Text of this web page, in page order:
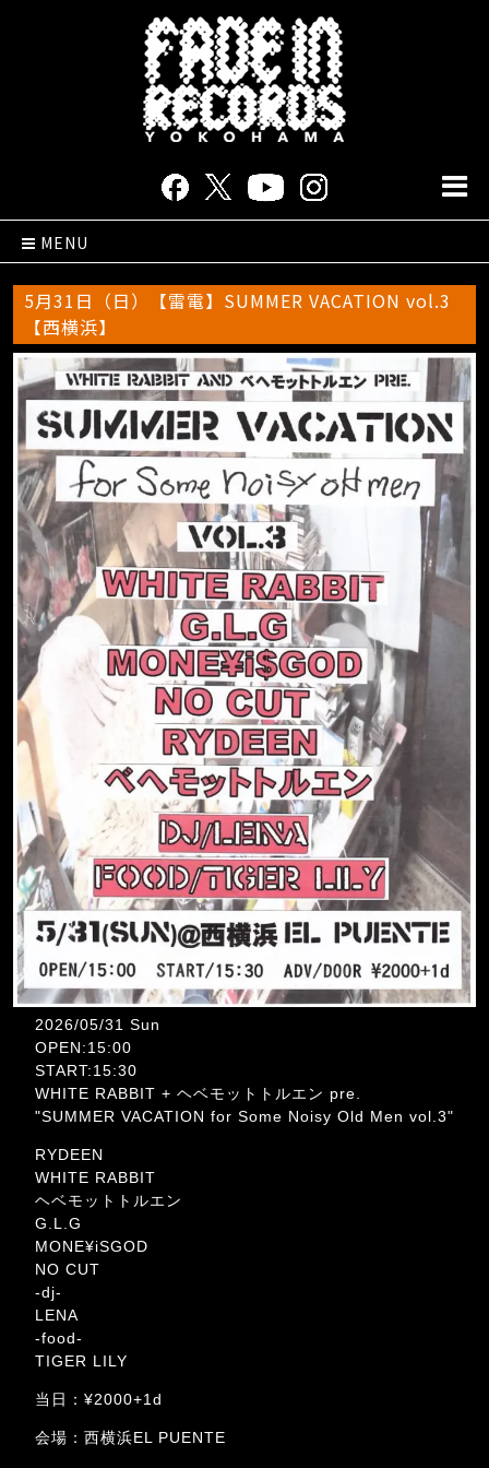
MENU
5月31日（日）【雷電】SUMMER VACATION vol.3
【西横浜】
2026/05/31 Sun
OPEN:15:00
START:15:30
WHITE RABBIT + ヘベモットトルエン pre.
"SUMMER VACATION for Some Noisy Old Men vol.3"
RYDEEN
WHITE RABBIT
ヘベモットトルエン
G.L.G
MONE¥iSGOD
NO CUT
-dj-
LENA
-food-
TIGER LILY
当日：¥2000+1d
会場：西横浜EL PUENTE